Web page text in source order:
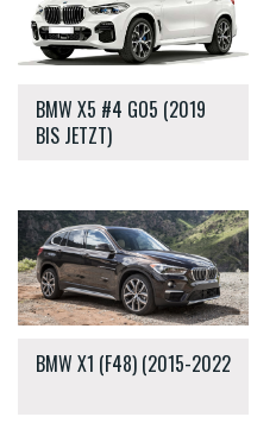
BMW X5 #4 GO5 (2019
BIS JETZT)
BMW X1 (F48) (2015-2022